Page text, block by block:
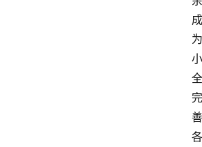
成
为
小
全
完
善
各